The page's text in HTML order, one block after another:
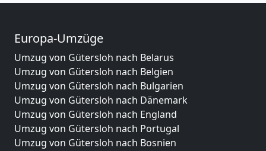
Europa-Umzüge
Umzug von Gütersloh nach Belarus
Umzug von Gütersloh nach Belgien
Umzug von Gütersloh nach Bulgarien
Umzug von Gütersloh nach Dänemark
Umzug von Gütersloh nach England
Umzug von Gütersloh nach Portugal
Umzug von Gütersloh nach Bosnien